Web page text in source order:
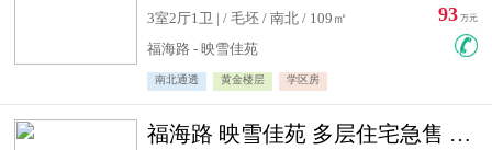
3室2厅1卫 | / 毛坯 / 南北 / 109㎡
福海路 - 映雪佳苑
南北通透 黄金楼层 学区房
93 万元
福海路 映雪佳苑 多层住宅急售 可公积金贷款